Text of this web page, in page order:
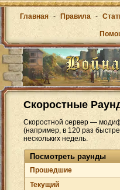
Главная - Правила -
Скоростные
Скоростной сервер —
(например, в 120 раз
нескольких недель.
Посмотреть раунды
Прошедшие
Текущий